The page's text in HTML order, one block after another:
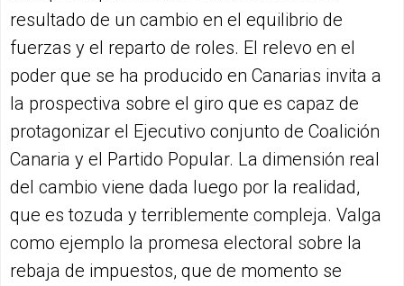
resultado de un cambio en el equilibrio de
fuerzas y el reparto de roles. El relevo en el
poder que se ha producido en Canarias invita a
la prospectiva sobre el giro que es capaz de
protagonizar el Ejecutivo conjunto de Coalición
Canaria y el Partido Popular. La dimensión real
del cambio viene dada luego por la realidad,
que es tozuda y terriblemente compleja. Valga
como ejemplo la promesa electoral sobre la
rebaja de impuestos, que de momento se